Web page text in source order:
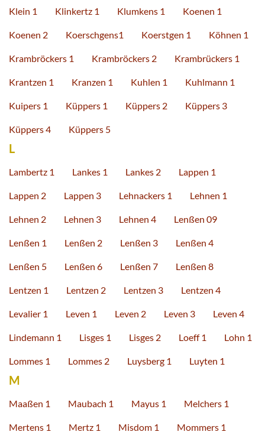
Klein 1 Klinkertz 1 Klumkens 1 Koenen 1
Koenen 2 Koerschgens1 Koerstgen 1 Köhnen 1
Krambröckers 1 Krambröckers 2 Krambrückers 1
Krantzen 1 Kranzen 1 Kuhlen 1 Kuhlmann 1
Kuipers 1 Küppers 1 Küppers 2 Küppers 3
Küppers 4 Küppers 5
L
Lambertz 1 Lankes 1 Lankes 2 Lappen 1
Lappen 2 Lappen 3 Lehnackers 1 Lehnen 1
Lehnen 2 Lehnen 3 Lehnen 4 Lenßen 09
Lenßen 1 Lenßen 2 Lenßen 3 Lenßen 4
Lenßen 5 Lenßen 6 Lenßen 7 Lenßen 8
Lentzen 1 Lentzen 2 Lentzen 3 Lentzen 4
Levalier 1 Leven 1 Leven 2 Leven 3 Leven 4
Lindemann 1 Lisges 1 Lisges 2 Loeff 1 Lohn 1
Lommes 1 Lommes 2 Luysberg 1 Luyten 1
M
Maaßen 1 Maubach 1 Mayus 1 Melchers 1
Mertens 1 Mertz 1 Misdom 1 Mommers 1